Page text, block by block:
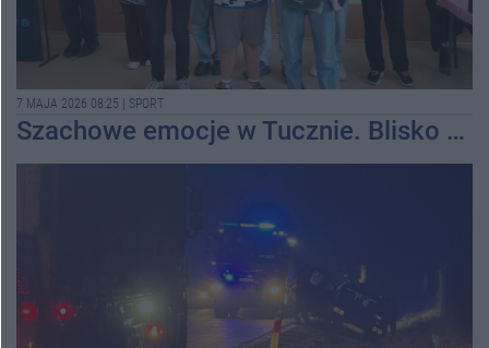
7 MAJA 2026 08:25 SPORT
Szachowe emocje w Tucznie. Blisko 150 uczniów w grze